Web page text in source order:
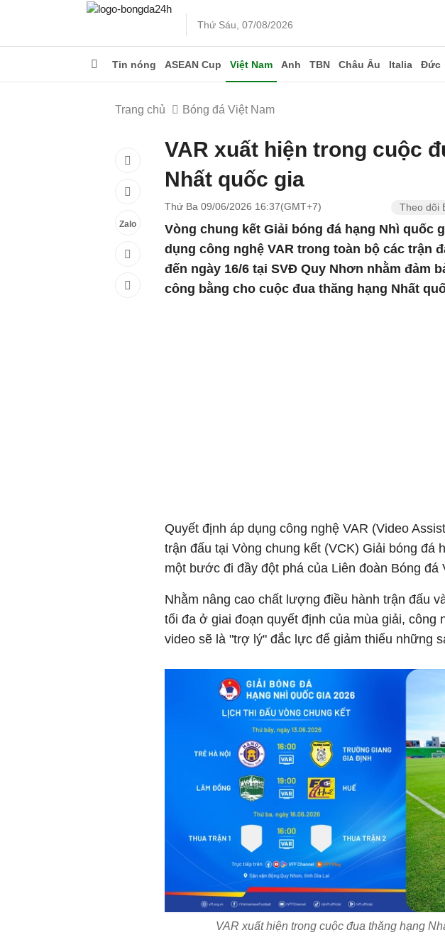
Thứ Sáu, 07/08/2026
Tin nóng ASEAN Cup Việt Nam Anh TBN Châu Âu Italia Đức
Trang chủ Bóng đá Việt Nam
Zalo
VAR xuất hiện trong cuộc
Nhất quốc gia
Thứ Ba 09/06/2026 16:37(GMT+7) Theo dõi
Vòng chung kết Giải bóng đá hạng Nhì quốc
dụng công nghệ VAR trong toàn bộ các trận
đến ngày 16/6 tại SVĐ Quy Nhơn nhằm đảm
công bằng cho cuộc đua thăng hạng Nhất
Quyết định áp dụng công nghệ VAR (Video
trận đấu tại Vòng chung kết (VCK) Giải bóng đá
một bước đi đầy đột phá của Liên đoàn Bóng đá
Nhằm nâng cao chất lượng điều hành trận đấu
tối đa ở giai đoạn quyết định của mùa giải, công
video sẽ là "trợ lý" đắc lực để giảm thiểu những
VAR xuất hiện trong cuộc đua thăng hạng